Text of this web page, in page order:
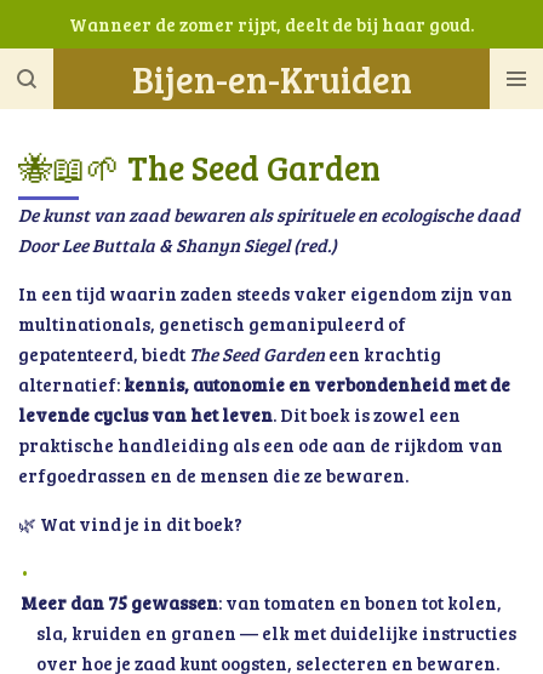
naar
Bijen-en-Kruiden
Wanneer de zomer rijpt, deelt de bij haar goud.
🐝📖🌱 The Seed Garden
De kunst van zaad bewaren als spirituele en ecologische daad
Door Lee Buttala & Shanyn Siegel (red.)
In een tijd waarin zaden steeds vaker eigendom zijn van
multinationals, genetisch gemanipuleerd of
gepatenteerd, biedt The Seed Garden een krachtig
alternatief: kennis, autonomie en verbondenheid met de
levende cyclus van het leven. Dit boek is zowel een
praktische handleiding als een ode aan de rijkdom van
erfgoedrassen en de mensen die ze bewaren.
🌿 Wat vind je in dit boek?
Meer dan 75 gewassen: van tomaten en bonen tot kolen,
sla, kruiden en granen — elk met duidelijke instructies
over hoe je zaad kunt oogsten, selecteren en bewaren.